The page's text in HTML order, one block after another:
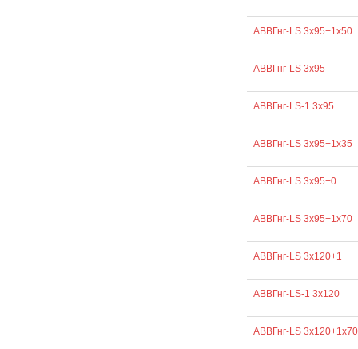
АВВГнг-LS 3х95+1х50
АВВГнг-LS 3х95
АВВГнг-LS-1 3х95
АВВГнг-LS 3х95+1х35
АВВГнг-LS 3х95+0
АВВГнг-LS 3х95+1х70
АВВГнг-LS 3х120+1
АВВГнг-LS-1 3х120
АВВГнг-LS 3х120+1х70